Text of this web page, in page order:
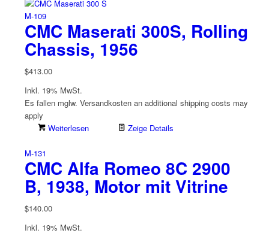
M-109
CMC Maserati 300S, Rolling
Chassis, 1956
$413.00
Inkl. 19% MwSt.
Es fallen mglw. Versand­kosten an additional shipping costs may
apply
Weiterlesen
Zeige Details
M-131
CMC Alfa Romeo 8C 2900
B, 1938, Motor mit Vitrine
$140.00
Inkl. 19% MwSt.